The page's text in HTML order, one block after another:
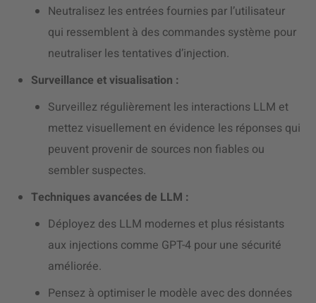
Neutralisez les entrées fournies par l’utilisateur
qui ressemblent à des commandes système pour
neutraliser les tentatives d’injection.
Surveillance et visualisation :
Surveillez régulièrement les interactions LLM et
mettez visuellement en évidence les réponses qui
peuvent provenir de sources non fiables ou
sembler suspectes.
Techniques avancées de LLM :
Déployez des LLM modernes et plus résistants
aux injections comme GPT-4 pour une sécurité
améliorée.
Pensez à optimiser le modèle avec des données